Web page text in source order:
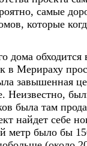
самые
которые
дома
в Мерираху
завышенная
Неизвестно,
была там
найдет себе
метр было бы